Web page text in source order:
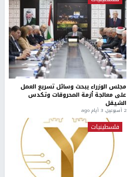
مجلس الوزراء يبحث وسائل تسريع العمل
على معالجة أزمة المحروقات وتكدس
الشيقل
2 أسبوعين، 3 أيام ago
فلسطينيات